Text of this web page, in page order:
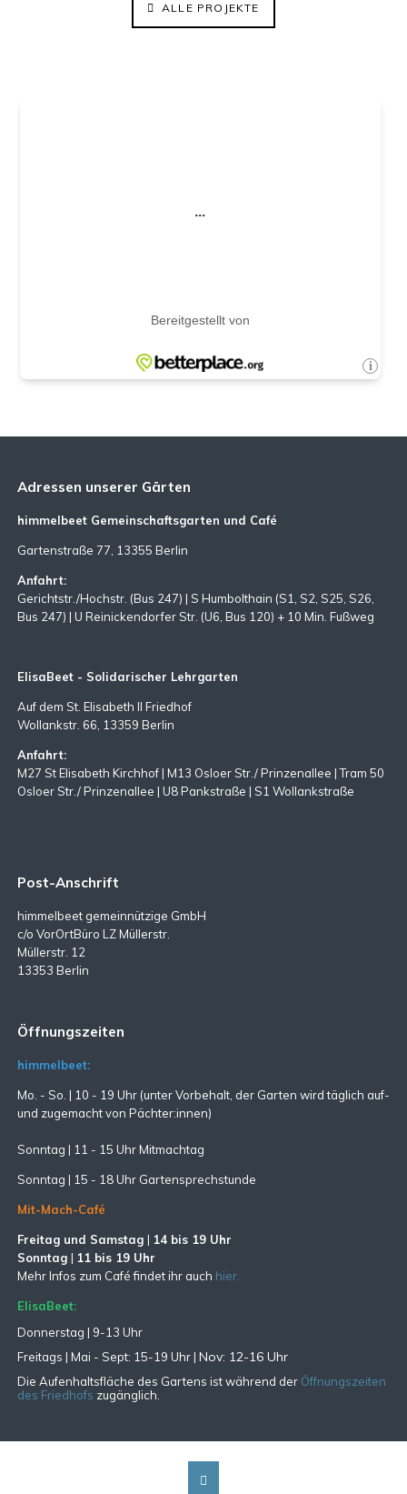
ALLE PROJEKTE
Adressen unserer Gärten
himmelbeet Gemeinschaftsgarten und Café
Gartenstraße 77, 13355 Berlin
Anfahrt:
Gerichtstr./Hochstr. (Bus 247) | S Humbolthain (S1, S2, S25, S26,
Bus 247) | U Reinickendorfer Str. (U6, Bus 120) + 10 Min. Fußweg
ElisaBeet - Solidarischer Lehrgarten
Auf dem St. Elisabeth II Friedhof
Wollankstr. 66, 13359 Berlin
Anfahrt:
M27 St Elisabeth Kirchhof | M13 Osloer Str./ Prinzenallee | Tram 50
Osloer Str./ Prinzenallee | U8 Pankstraße | S1 Wollankstraße
Post-Anschrift
himmelbeet gemeinnützige GmbH
c/o VorOrtBüro LZ Müllerstr.
Müllerstr. 12
13353 Berlin
Öffnungszeiten
himmelbeet:
Mo. - So. | 10 - 19 Uhr (unter Vorbehalt, der Garten wird täglich auf-
und zugemachtvon Pächter:innen)
Sonntag | 11 - 15 Uhr Mitmachtag
Sonntag | 15 - 18 Uhr Gartensprechstunde
Mit-Mach-Café
Freitag und Samstag | 14 bis 19 Uhr
Sonntag | 11 bis 19 Uhr
Mehr Infos zum Café findet ihr auch hier.
ElisaBeet:
Donnerstag | 9-13 Uhr
Freitags | Mai - Sept: 15-19 Uhr | Nov: 12-16 Uhr
Die Aufenhaltsfläche des Gartens ist während derÖffnungszeiten
des Friedhofs zugänglich.